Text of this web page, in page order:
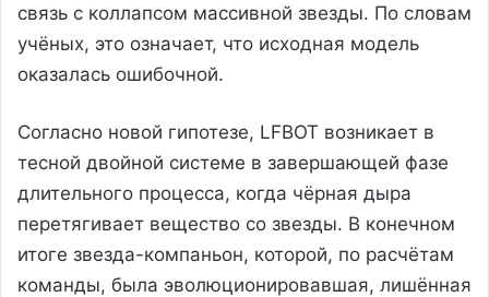
связь с коллапсом массивной звезды. По словам
учёных, это означает, что исходная модель
оказалась ошибочной.
Согласно новой гипотезе, LFBOT возникает в
тесной двойной системе в завершающей фазе
длительного процесса, когда чёрная дыра
перетягивает вещество со звезды. В конечном
итоге звезда-компаньон, которой, по расчётам
команды, была эволюционировавшая, лишённая